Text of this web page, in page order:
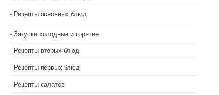
Рецепты основных блюд
Закуски:холодные и горячие
Рецепты вторых блюд
Рецепты первых блюд
Рецепты салатов